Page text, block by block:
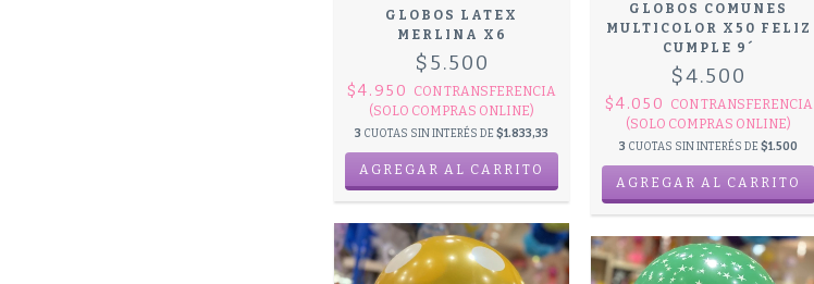
GLOBOS LATEX
MERLINA X6
$5.500
$4.950 CONTRANSFERENCIA
(SOLO COMPRAS ONLINE)
3 CUOTAS SIN INTERÉS DE$1.833,33
GLOBOS COMUNES
MULTICOLOR X50 FELIZ
CUMPLE 9´
$4.500
$4.050 CONTRANSFERENCIA
(SOLO COMPRAS ONLINE)
3 CUOTAS SIN INTERÉS DE$1.500